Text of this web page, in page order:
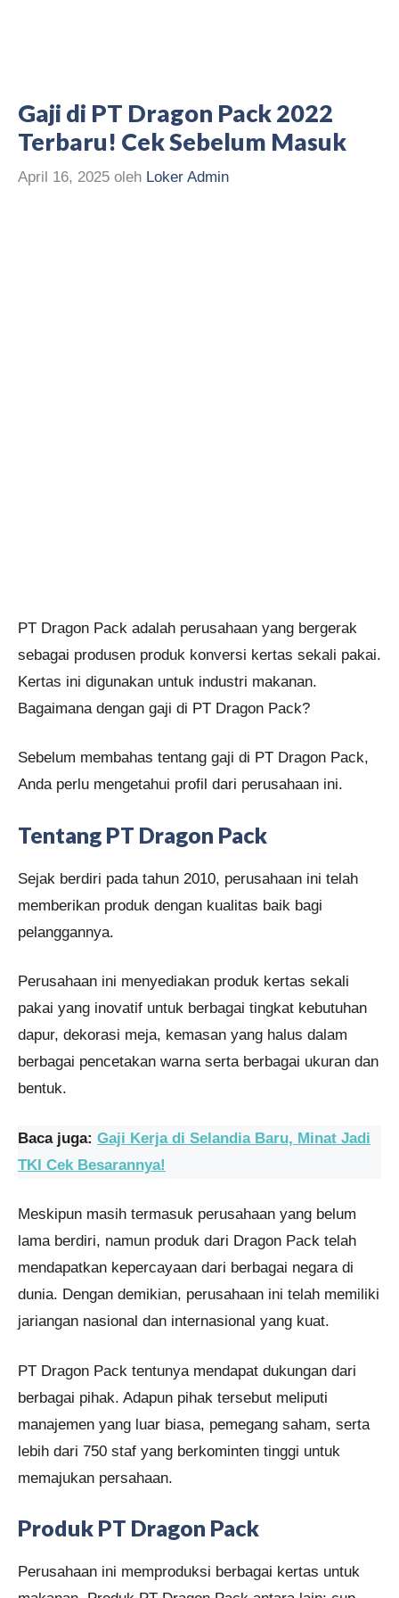
Gaji di PT Dragon Pack 2022
Terbaru! Cek Sebelum Masuk
April 16, 2025 oleh Loker Admin
PT Dragon Pack adalah perusahaan yang bergerak
sebagai produsen produk konversi kertas sekali pakai.
Kertas ini digunakan untuk industri makanan.
Bagaimana dengan gaji di PT Dragon Pack?
Sebelum membahas tentang gaji di PT Dragon Pack,
Anda perlu mengetahui profil dari perusahaan ini.
Tentang PT Dragon Pack
Sejak berdiri pada tahun 2010, perusahaan ini telah
memberikan produk dengan kualitas baik bagi
pelanggannya.
Perusahaan ini menyediakan produk kertas sekali
pakai yang inovatif untuk berbagai tingkat kebutuhan
dapur, dekorasi meja, kemasan yang halus dalam
berbagai pencetakan warna serta berbagai ukuran dan
bentuk.
Baca juga: Gaji Kerja di Selandia Baru, Minat Jadi
TKI Cek Besarannya!
Meskipun masih termasuk perusahaan yang belum
lama berdiri, namun produk dari Dragon Pack telah
mendapatkan kepercayaan dari berbagai negara di
dunia. Dengan demikian, perusahaan ini telah memiliki
jariangan nasional dan internasional yang kuat.
PT Dragon Pack tentunya mendapat dukungan dari
berbagai pihak. Adapun pihak tersebut meliputi
manajemen yang luar biasa, pemegang saham, serta
lebih dari 750 staf yang berkominten tinggi untuk
memajukan persahaan.
Produk PT Dragon Pack
Perusahaan ini memproduksi berbagai kertas untuk